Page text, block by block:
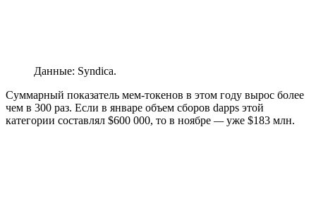
Данные: Syndica.
Суммарный показатель мем-токенов в этом году вырос более
чем в 300 раз. Если в январе объем сборов dapps этой
категории составлял $600 000, то в ноябре —уже $183 млн.